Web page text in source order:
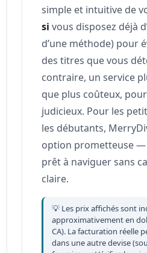
simple et intuitive de
si vous disposez déjà
d’une méthode) pour
des titres que vous
contraire, un service
que plus coûteux,
judicieux. Pour les
les débutants,
option prometteuse —
prêt à naviguer sans
claire.
💡 Les prix affichés sont
approximativement en
CA). La facturation réelle
dans une autre devise